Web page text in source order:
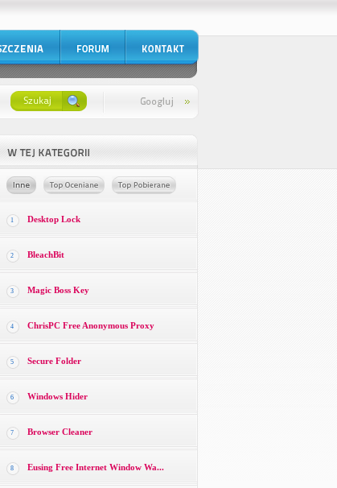
1 Desktop Lock
2 BleachBit
3 Magic Boss Key
4 ChrisPC Free Anonymous Proxy
5 Secure Folder
6 Windows Hider
7 Browser Cleaner
8 Eusing Free Internet Window Wa...